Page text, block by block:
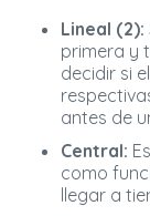
Lineal (2):
primera y
decidir si el
antes de
Central:
como
llegar a